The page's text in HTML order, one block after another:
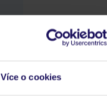
Více o cookies